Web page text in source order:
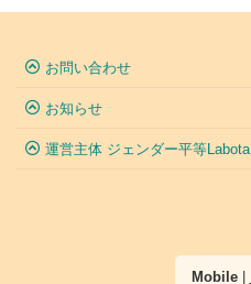
お問い合わせ
お知らせ
運営主体 ジェンダー平等Labota
Mobile|